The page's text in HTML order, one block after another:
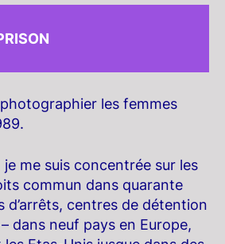
les femmes
me suis concentrée sur les
commun dans quarante
d’arrêts, centres de détention
dans neuf pays en Europe,